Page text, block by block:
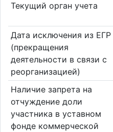
Текущий орган учета
Дата исключения из ЕГР
(прекращения
деятельности в связи с
реорганизацией)
Наличие запрета на
отчуждение доли
участника в уставном
фонде коммерческой